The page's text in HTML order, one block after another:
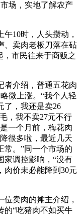
场，实地了解农产
时，人头攒动，
、卖肉老板刀落在砧
市民往来于商贩之
绍，普通五花肉
微上涨。“我个人轻
了，我还是卖26
，我不卖27元不行
一个月前，梅花肉
很多啦，最近几天
常。”同一个市场的
家调控影响，“没有
肉价未必能降到30元
肉的摊主介绍，
的“吃猪肉不如买牛